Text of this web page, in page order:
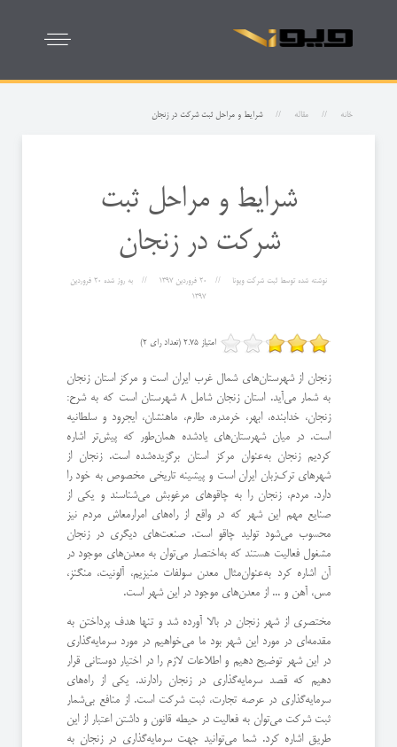
خانه مقاله شرایط و مراحل ثبت شرکت در زنجان
شرایط و مراحل ثبت
شرکت در زنجان
نوشته شده توسط ثبت شرکت ویونا 20 فروردين 1397 به روز شده
20 فروردين
1397
امتیاز 2.75 (تعداد رای 2)
زنجان از شهرستان‌های شمال غرب ایران است و مرکز استان زنجان
به شمار می‌آید. استان زنجان شامل 8 شهرستان است که به شرح:
زنجان، خدابنده، ابهر، خرمدره، طارم، ماهنشان، ایجرود و سلطانیه
است. در میان شهرستان‌های یادشده همان‌طور که پیش‌تر اشاره
کردیم زنجان به‌عنوان مرکز استان برگزیده‌شده است. زنجان از
شهرهای ترک‌زبان ایران است و پیشینه تاریخی مخصوص به خود را
دارد. مردم، زنجان را به چاقوهای مرغوبش می‌شناسند و یکی از
صنایع مهم این شهر که در واقع از راه‌های امرارمعاش مردم نیز
محسوب می‌شود تولید چاقو است. صنعت‌های دیگری در زنجان
مشغول فعالیت هستند که به‌اختصار می‌توان به معدن‌های موجود در
آن اشاره کرد به‌عنوان‌مثال معدن سولفات منیزیم، آلونیت، منگنز،
مس، آهن و ... از معدن‌های موجود در این شهر است.
مختصری از شهر زنجان در بالا آورده شد و تنها هدف پرداختن به
مقدمه‌ای در مورد این شهر بود ما می‌خواهیم در مورد سرمایه‌گذاری
در این شهر توضیح دهیم و اطلاعات لازم را در اختیار دوستانی قرار
دهیم که قصد سرمایه‌گذاری در زنجان رادارند. یکی از راه‌های
سرمایه‌گذاری در عرصه تجارت، ثبت شرکت است. از منافع بی‌شمار
ثبت شرکت می‌توان به فعالیت در حیطه قانون و داشتن اعتبار از این
طریق اشاره کرد. شما می‌توانید جهت سرمایه‌گذاری در زنجان به